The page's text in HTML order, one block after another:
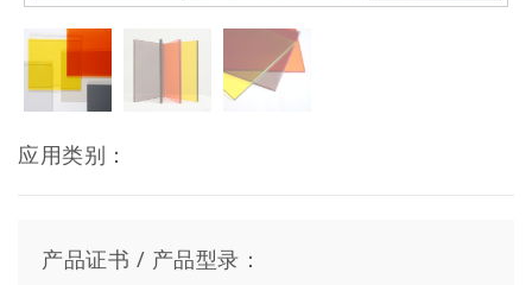
应用类别：
产品证书 / 产品型录：